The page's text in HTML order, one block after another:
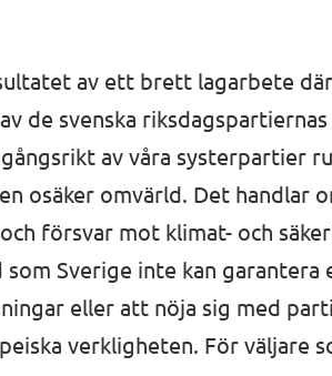
av ett brett lagarbete
de svenska
av våra systerpartier
osäker omvärld. Det handlar
försvar mot klimat- och
Sverige inte kan garantera
eller att nöja sig med
verkligheten. För väljare